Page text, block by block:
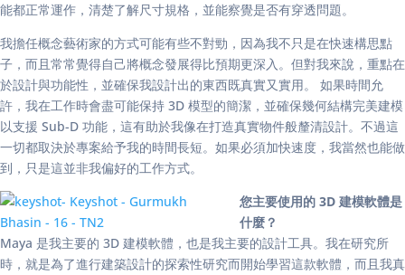
能都正常運作，清楚了解尺寸規格，並能察覺是否有穿透問題。
我擔任概念藝術家的方式可能有些不對勁，因為我不只是在快速構思點
子，而且常常覺得自己將概念發展得比預期更深入。但對我來說，重點在
於設計與功能性，並確保我設計出的東西既真實又實用。 如果時間允
許，我在工作時會盡可能保持 3D 模型的簡潔，並確保幾何結構完美建模
以支援 Sub-D 功能，這有助於我像在打造真實物件般釐清設計。不過這
一切都取決於專案給予我的時間長短。如果必須加快速度，我當然也能做
到，只是這並非我偏好的工作方式。
您主要使用的 3D 建模軟體是
什麼？
Maya 是我主要的 3D 建模軟體，也是我主要的設計工具。我在研究所
時，就是為了進行建築設計的探索性研究而開始學習這款軟體，而且我真